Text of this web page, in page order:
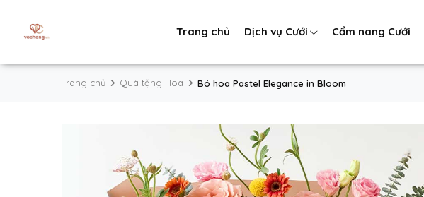
Trang chủ Dịch vụ Cưới Cẩm nang Cưới
Trang chủ Quà tặng Hoa Bó hoa Pastel Elegance in Bloom